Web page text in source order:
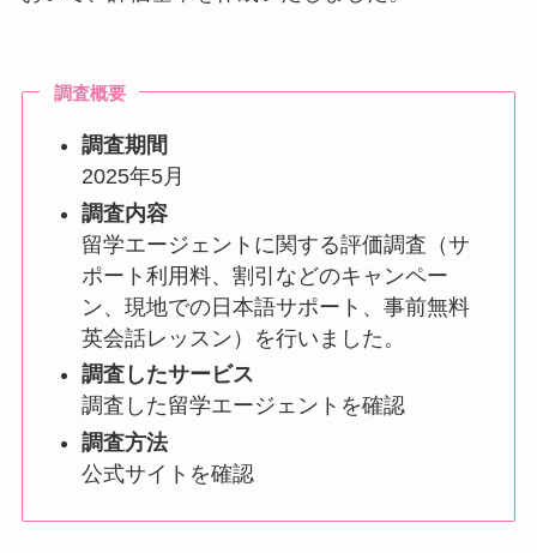
調査概要
調査期間
2025年5月
調査内容
留学エージェントに関する評価調査（サ
ポート利用料、割引などのキャンペー
ン、現地での日本語サポート、事前無料
英会話レッスン）を行いました。
調査したサービス
調査した留学エージェントを確認
調査方法
公式サイトを確認